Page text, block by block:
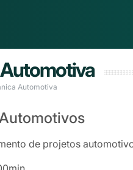
Automotiva
de projetos